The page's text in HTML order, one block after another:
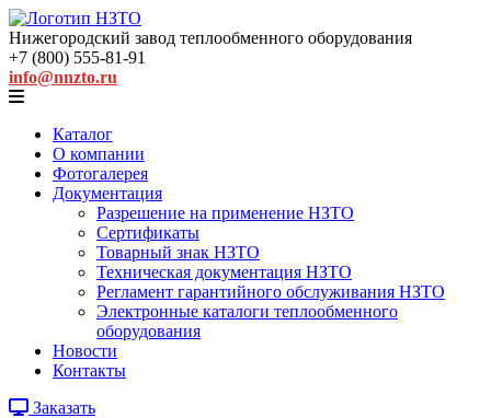
Нижегородский завод теплообменного оборудования
+7 (800) 555-81-91
info@nnzto.ru
Каталог
О компании
Фотогалерея
Документация
Разрешение на применение НЗТО
Сертификаты
Товарный знак НЗТО
Техническая документация НЗТО
Регламент гарантийного обслуживания НЗТО
Электронные каталоги теплообменного
оборудования
Новости
Контакты
Заказать